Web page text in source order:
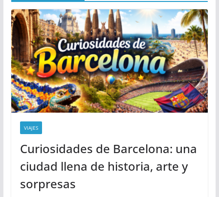
VIAJES
Curiosidades de Barcelona: una
ciudad llena de historia, arte y
sorpresas